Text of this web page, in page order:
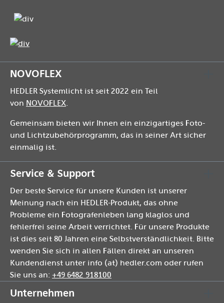
NOVOFLEX
HEDLER Systemlicht ist seit 2022 ein Teil
von NOVOFLEX.
Gemeinsam bieten wir Ihnen ein einzigartiges Foto-
und Lichtzubehörprogramm, das in seiner Art sicher
einmalig ist.
Service & Support
Der beste Service für unsere Kunden ist unserer
Meinung nach ein HEDLER-Produkt, das ohne
Probleme ein Fotografenleben lang klaglos und
fehlerfrei seine Arbeit verrichtet. Für unsere Produkte
ist dies seit 80 Jahren eine Selbstverständlichkeit. Bitte
wenden Sie sich in allen Fällen direkt an unseren
Kundendienst unter info (at) hedler.com oder rufen
Sie uns an: +49 6482 918100
Unternehmen